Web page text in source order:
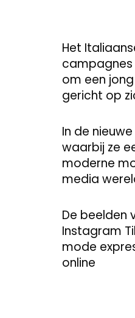
Het
campagnes
om een
gericht op
In de
waarbij ze
moderne
media
De beelden
Instagram
mode
online